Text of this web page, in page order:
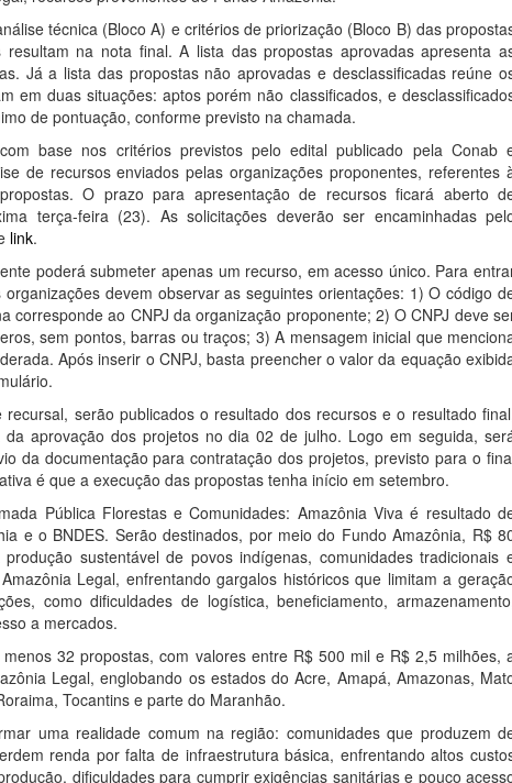
técnica (Bloco A) e critérios de priorização (Bloco B) das
resultam na nota final. A lista das propostas aprovadas apresenta
Já a lista das propostas não aprovadas e desclassificadas reúne
em duas situações: aptos porém não classificados, e
de pontuação, conforme previsto na chamada.
base nos critérios previstos pelo edital publicado pela Conab
de recursos enviados pelas organizações proponentes, referentes
O prazo para apresentação de recursos ficará aberto
terça-feira (23). As solicitações deverão ser encaminhadas
link.
poderá submeter apenas um recurso, em acesso único. Para
devem observar as seguintes orientações: 1) O código
corresponde ao CNPJ da organização proponente; 2) O CNPJ deve
sem pontos, barras ou traços; 3) A mensagem inicial que
Após inserir o CNPJ, basta preencher o valor da equação
serão publicados o resultado dos recursos e o resultado
aprovação dos projetos no dia 02 de julho. Logo em seguida,
da documentação para contratação dos projetos, previsto para o
é que a execução das propostas tenha início em setembro.
Pública Florestas e Comunidades: Amazônia Viva é resultado
e o BNDES. Serão destinados, por meio do Fundo Amazônia, R$
sustentável de povos indígenas, comunidades tradicionais
Legal, enfrentando gargalos históricos que limitam a
como dificuldades de logística, beneficiamento,
a mercados.
32 propostas, com valores entre R$ 500 mil e R$ 2,5 milhões,
Legal, englobando os estados do Acre, Amapá, Amazonas,
Tocantins e parte do Maranhão.
uma realidade comum na região: comunidades que produzem
renda por falta de infraestrutura básica, enfrentando altos
dificuldades para cumprir exigências sanitárias e pouco